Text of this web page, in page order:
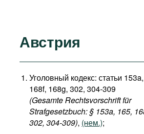
Австрия
Уголовный кодекс: статьи
168f, 168g, 302, 304-309
(Gesamte Rechtsvorschrift für
Strafgesetzbuch: § 153a, 165,
302, 304-309), (нем.);